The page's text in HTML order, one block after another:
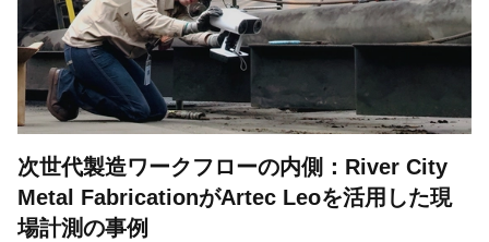
次世代製造ワークフローの内側：River City
Metal FabricationがArtec Leoを活用した現
場計測の事例